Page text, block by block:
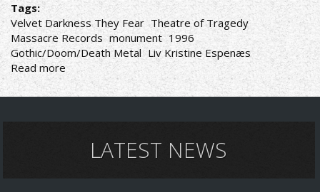
Tags:
Velvet Darkness They Fear Theatre of Tragedy
Massacre Records monument 1996
Gothic/Doom/Death Metal Liv Kristine Espenæs
Read moreabout
Theatre
of
DarknessLATEST NEWS